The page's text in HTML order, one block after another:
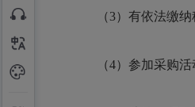
（3）有依法缴纳
（4）参加采购活